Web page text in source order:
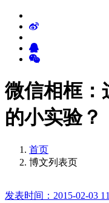
微信相框：
的小实验？
首页
博文列表页
发表时间：2015-02-03